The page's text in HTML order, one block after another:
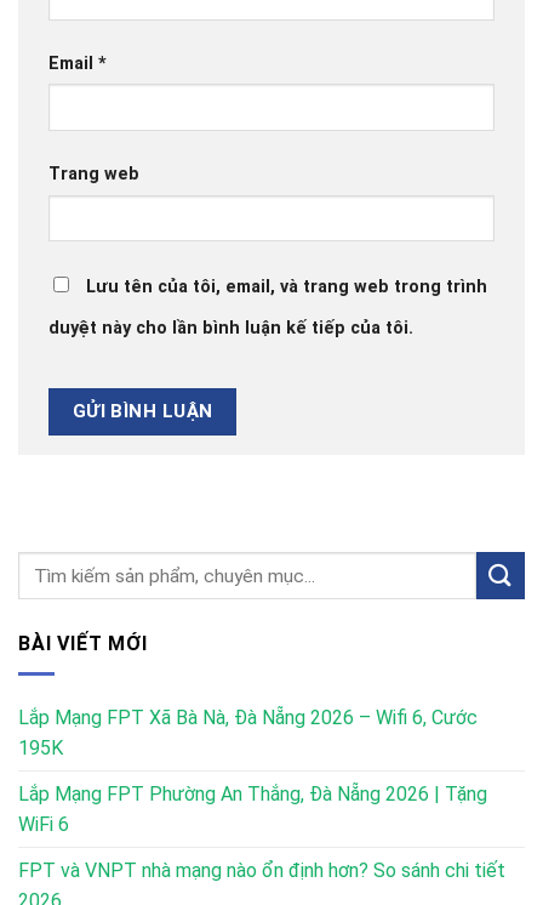
Email *
Trang web
Lưu tên của tôi, email, và trang web trong trình
duyệt này cho lần bình luận kế tiếp của tôi.
BÀI VIẾT MỚI
Lắp Mạng FPT Xã Bà Nà, Đà Nẵng 2026 – Wifi 6, Cước
195K
Lắp Mạng FPT Phường An Thắng, Đà Nẵng 2026 | Tặng
WiFi 6
FPT và VNPT nhà mạng nào ổn định hơn? So sánh chi tiết